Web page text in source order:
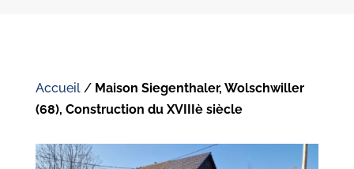
Accueil/ Maison Siegenthaler, Wolschwiller
(68), Construction du XVIIIè siècle